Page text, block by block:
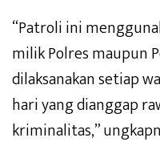
“Patroli ini
milik Polres maupun
dilaksanakan setiap
hari yang dianggap
kriminalitas,”